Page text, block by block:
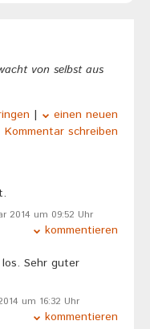
von selbst aus
|
einen neuen
Kommentar schreiben
2014 um 09:52 Uhr
kommentieren
Sehr guter
um 16:32 Uhr
kommentieren